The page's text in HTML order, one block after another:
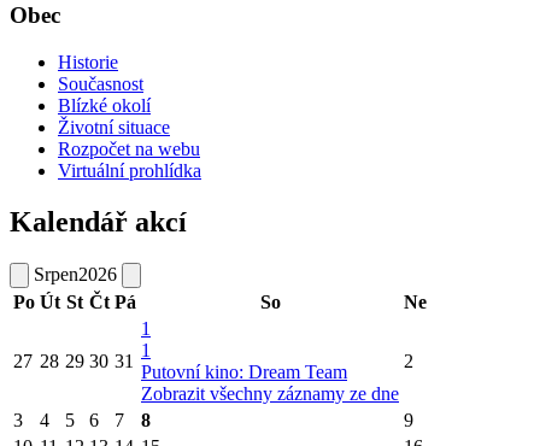
Obec
Historie
Současnost
Blízké okolí
Životní situace
Rozpočet na webu
Virtuální prohlídka
Kalendář akcí
Srpen2026
Po Út St Čt Pá So Ne
27 28 29 30 31
1
1
Putovní kino: Dream Team
Zobrazit všechny záznamy ze dne
2
3 4 5 6 7 8
9